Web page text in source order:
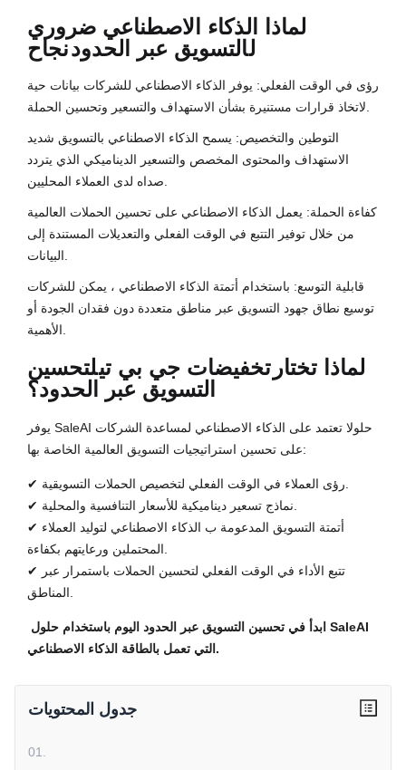
لماذا الذكاء الاصطناعي ضروري
لالتسويق عبر الحدودنجاح
رؤى في الوقت الفعلي: يوفر الذكاء الاصطناعي للشركات بيانات حية
التوطين والتخصيص: يسمح الذكاء الاصطناعي بالتسويق شديد
الاستهداف والمحتوى المخصص والتسعير الديناميكي الذي يتردد
كفاءة الحملة: يعمل الذكاء الاصطناعي على تحسين الحملات العالمية
من خلال توفير التتبع في الوقت الفعلي والتعديلات المستندة إلى
قابلية التوسع: باستخدام أتمتة الذكاء الاصطناعي ، يمكن للشركات
توسيع نطاق جهود التسويق عبر مناطق متعددة دون فقدان الجودة أو
لماذا تختار تخفيضات جي بي تيلتحسين
التسويق عبر الحدود؟
يوفر SaleAI حلولا تعتمد على الذكاء الاصطناعي لمساعدة الشركات
على تحسين استراتيجيات التسويق العالمية الخاصة بها:
✔ أتمتة التسويق المدعومة ب الذكاء الاصطناعي لتوليد العملاء
✔ تتبع الأداء في الوقت الفعلي لتحسين الحملات باستمرار عبر
ابدأ في تحسين التسويق عبر الحدود اليوم باستخدام حلول SaleAI
التي تعمل بالطاقة الذكاء الاصطناعي.
جدول المحتويات
01